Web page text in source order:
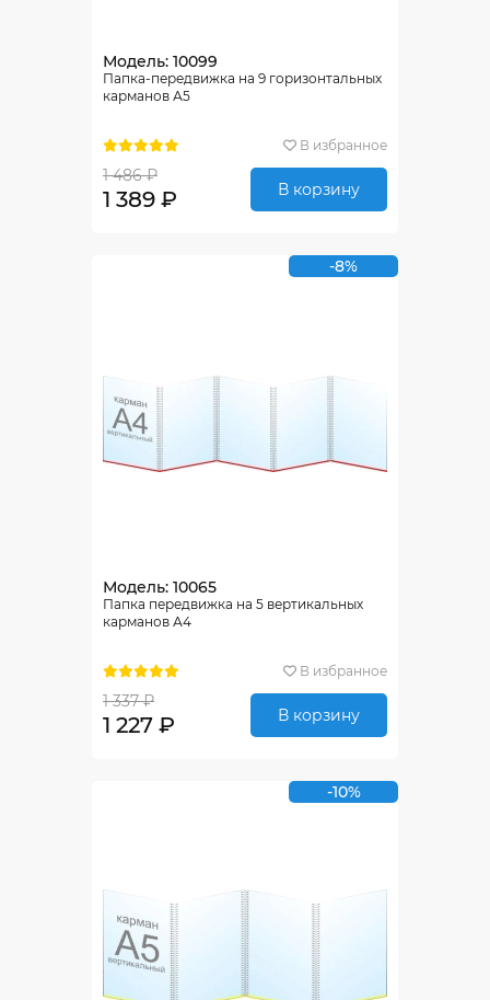
Модель: 10099
Папка-передвижка на 9 горизонтальных
карманов А5
В избранное
1 486 ₽
1 389 ₽ В корзину
-8%
Модель: 10065
Папка передвижка на 5 вертикальных
карманов А4
В избранное
1 337 ₽
1 227 ₽ В корзину
-10%